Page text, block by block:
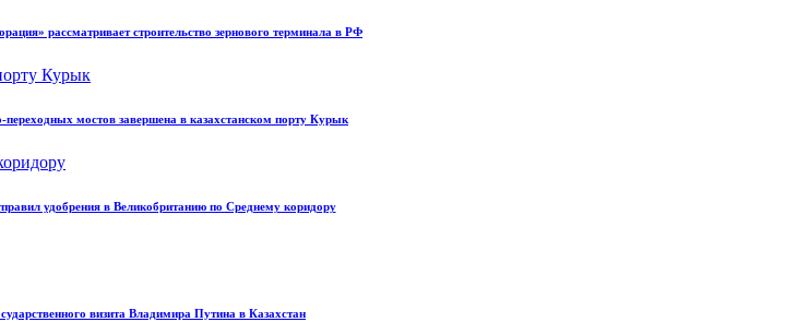
рассматривает строительство зернового терминала в РФ
мостов завершена в казахстанском порту Курык
удобрения в Великобританию по Среднему коридору
визита Владимира Путина в Казахстан